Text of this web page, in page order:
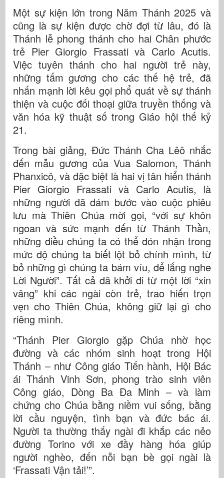
Một sự kiện lớn trong Năm Thánh 2025 và
cũng là sự kiện được chờ đợi từ lâu, đó là
Thánh lễ phong thánh cho hai Chân phước
trẻ Pier Giorgio Frassati và Carlo Acutis.
Việc tuyên thánh cho hai người trẻ này,
những tấm gương cho các thế hệ trẻ, đã
nhấn mạnh lời kêu gọi phổ quát về sự thánh
thiện và cuộc đối thoại giữa truyền thống và
văn hóa kỹ thuật số trong Giáo hội thế kỷ
21.
Trong bài giảng, Đức Thánh Cha Lêô nhắc
đến mẫu gương của Vua Salomon, Thánh
Phanxicô, và đặc biệt là hai vị tân hiển thánh
Pier Giorgio Frassati và Carlo Acutis, là
những người đã dám bước vào cuộc phiêu
lưu mà Thiên Chúa mời gọi, “với sự khôn
ngoan và sức mạnh đến từ Thánh Thần,
những điều chúng ta có thể đón nhận trong
mức độ chúng ta biết lột bỏ chính mình, từ
bỏ những gì chúng ta bám víu, để lắng nghe
Lời Người”. Tất cả đã khởi đi từ một lời “xin
vâng” khi các ngài còn trẻ, trao hiến trọn
vẹn cho Thiên Chúa, không giữ lại gì cho
riêng mình.
“Thánh Pier Giorgio gặp Chúa nhờ học
đường và các nhóm sinh hoạt trong Hội
Thánh – như Công giáo Tiến hành, Hội Bác
ái Thánh Vinh Sơn, phong trào sinh viên
Công giáo, Dòng Ba Đa Minh – và làm
chứng cho Chúa bằng niềm vui sống, bằng
lời cầu nguyện, tình bạn và đức bác ái.
Người ta thường thấy ngài đi khắp các nẻo
đường Torino với xe đầy hàng hóa giúp
người nghèo, đến nỗi bạn bè gọi ngài là
‘Frassati Vận tải!’”.